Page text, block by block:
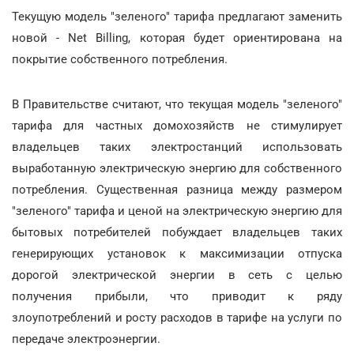
Текущую модель "зеленого" тарифа предлагают заменить
новой - Net Billing, которая будет ориентирована на
покрытие собственного потребления.
В Правительстве считают, что текущая модель "зеленого"
тарифа для частных домохозяйств не стимулирует
владельцев таких электростанций использовать
выработанную электрическую энергию для собственного
потребления. Существенная разница между размером
"зеленого" тарифа и ценой на электрическую энергию для
бытовых потребителей побуждает владельцев таких
генерирующих установок к максимизации отпуска
дорогой электрической энергии в сеть с целью
получения прибыли, что приводит к ряду
злоупотреблений и росту расходов в тарифе на услуги по
передаче электроэнергии.